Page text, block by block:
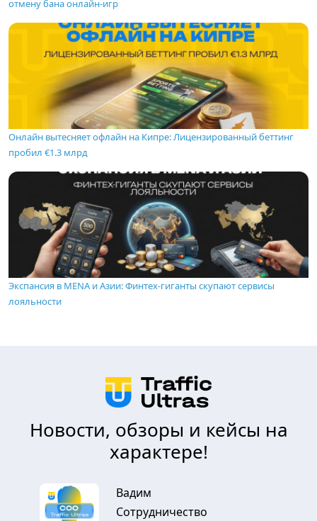
отмену бана онлайн-игр
Онлайн вытесняет офлайн на Кипре: Лицензированный беттинг
пробил €1.3 млрд
Экспансия в MENA и Азии: Финтех-гиганты скупают сервисы
лояльности
Новости, обзоры и кейсы на
характере!
Вадим
Сотрудничество